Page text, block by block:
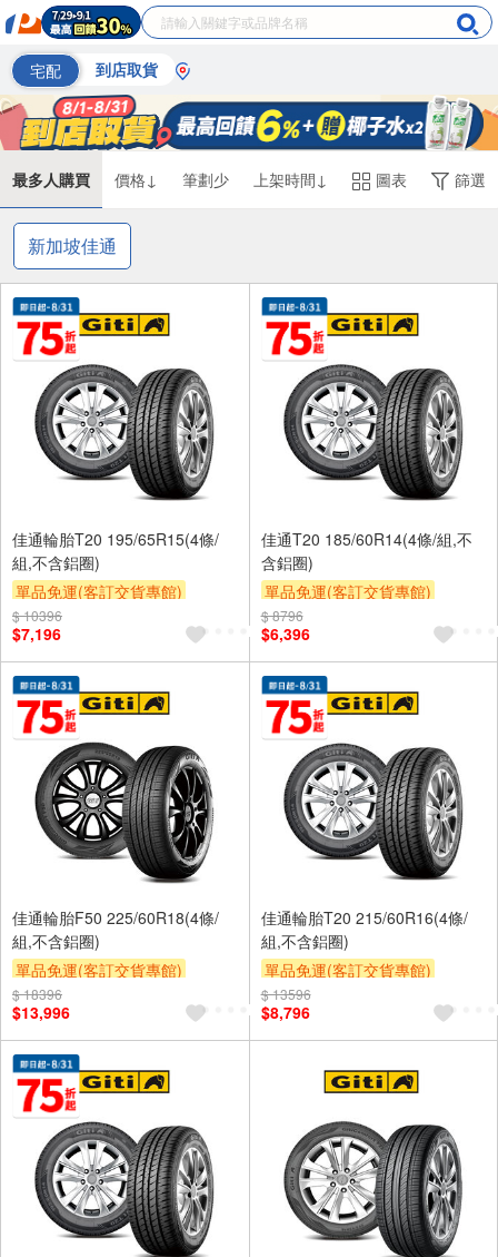
宅配 到店取貨
最多人購買 價格↓ 筆劃少 上架時間↓ 圖表 篩選
新加坡佳通
佳通輪胎T20 195/65R15(4條/
組,不含鋁圈)
單品免運(客訂交貨專館)
$ 10396
$7,196
佳通T20 185/60R14(4條/組,不
含鋁圈)
單品免運(客訂交貨專館)
$ 8796
$6,396
佳通輪胎F50 225/60R18(4條/
組,不含鋁圈)
單品免運(客訂交貨專館)
$ 18396
$13,996
佳通輪胎T20 215/60R16(4條/
組,不含鋁圈)
單品免運(客訂交貨專館)
$ 13596
$8,796